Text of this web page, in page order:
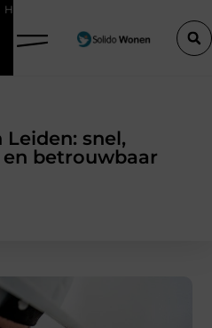
een sterker en droger
snel,
betrouwbaar